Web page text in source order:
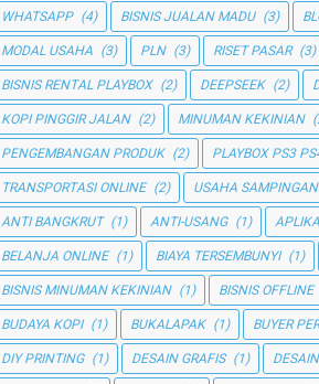
WHATSAPP (4) BISNIS JUALAN MADU (3)
MODAL USAHA (3) PLN (3) RISET PASAR (3)
BISNIS RENTAL PLAYBOX (2) DEEPSEEK (2)
KOPI PINGGIR JALAN (2) MINUMAN KEKINIAN
PENGEMBANGAN PRODUK (2) PLAYBOX PS3
TRANSPORTASI ONLINE (2) USAHA SAMPINGAN
ANTI BANGKRUT (1) ANTI-USANG (1)
BELANJA ONLINE (1) BIAYA TERSEMBUNYI (1)
BISNIS MINUMAN KEKINIAN (1) BISNIS OFFLINE
BUDAYA KOPI (1) BUKALAPAK (1) BUYER
DIY PRINTING (1) DESAIN GRAFIS (1)